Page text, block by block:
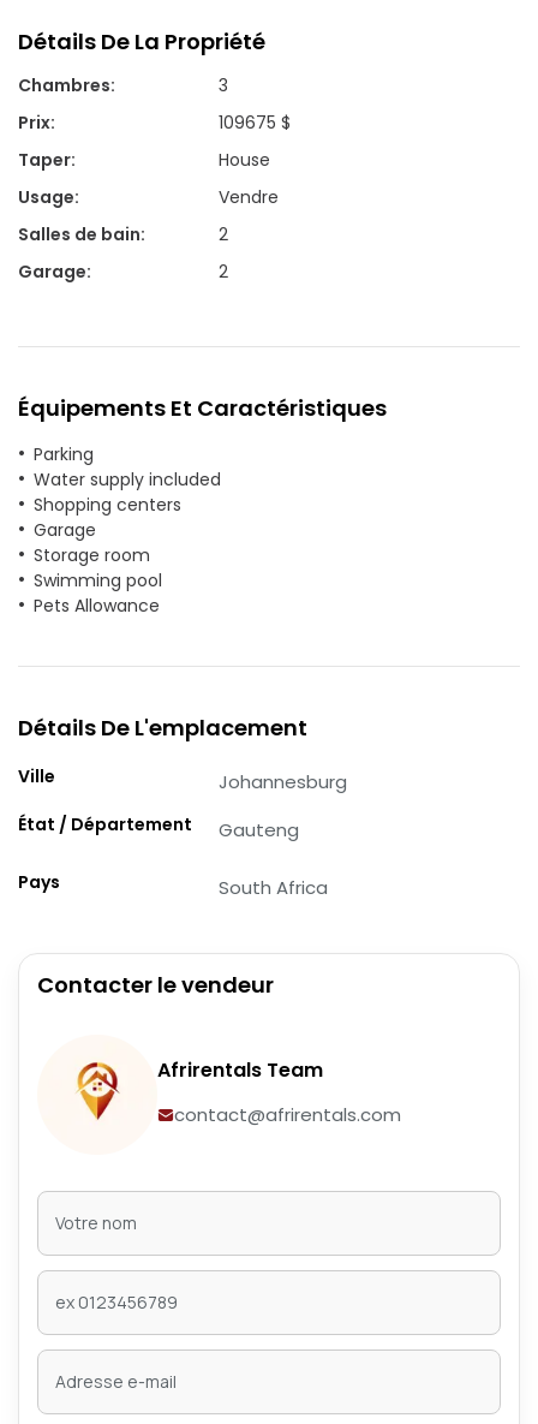
Détails De La Propriété
Chambres:
3
Prix:
109675 $
Taper:
House
Usage:
Vendre
Salles de bain:
2
Garage: 2
Équipements Et Caractéristiques
Parking
Water supply included
Shopping centers
Garage
Storage room
Swimming pool
Pets Allowance
Détails De L'emplacement
Ville Johannesburg
État / Département Gauteng
Pays South Africa
Contacter le vendeur
Afrirentals Team
contact@afrirentals.com